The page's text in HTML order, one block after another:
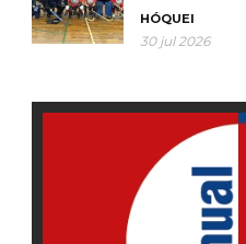
HÓQUEI
30 jul 2026